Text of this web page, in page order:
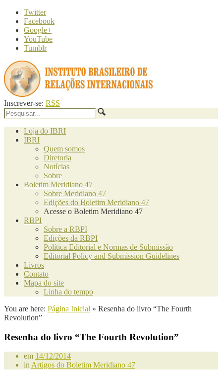
Twitter
Facebook
Google+
YouTube
Tumblr
Inscrever-se: RSS
Loja do IBRI
IBRI
Quem somos
Diretoria
Notícias
Sobre
Boletim Meridiano 47
Sobre Meridiano 47
Edições do Boletim Meridiano 47
Acesse o Boletim Meridiano 47
RBPI
Sobre a RBPI
Edições da RBPI
Política Editorial e Normas de Submissão
Editorial Policy and Submission Guidelines
Livros
Contato
Mapa do site
Linha do tempo
You are here: Página Inicial » Resenha do livro “The Fourth
Revolution”
Resenha do livro “The Fourth Revolution”
em 14/12/2014
inArtigos do Boletim Meridiano 47